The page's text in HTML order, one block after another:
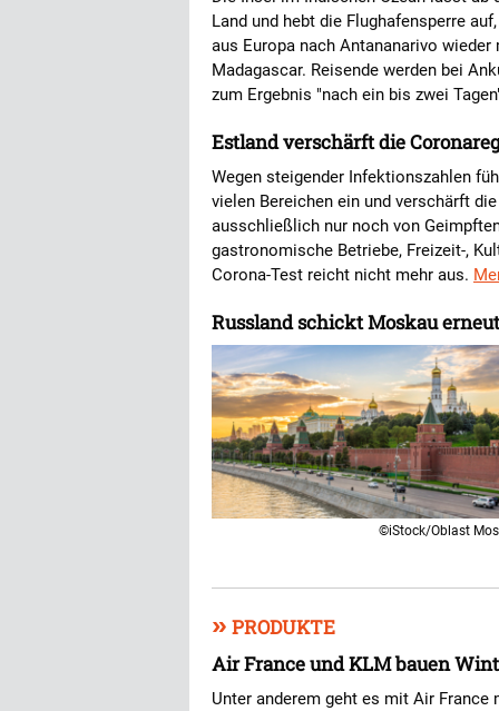
Land und hebt die Flughafensperre
aus Europa nach Antananarivo
Madagascar. Reisende werden bei
zum Ergebnis "nach ein bis zwei
Estland verschärft die
Wegen steigender Infektionszahlen
vielen Bereichen ein und verschärft
ausschließlich nur noch von
gastronomische Betriebe, Freizeit-,
Corona-Test reicht nicht mehr aus.
Russland schickt Moskau
©iStock/Oblast
» PRODUKTE
Air France und KLM bauen
Unter anderem geht es mit Air France